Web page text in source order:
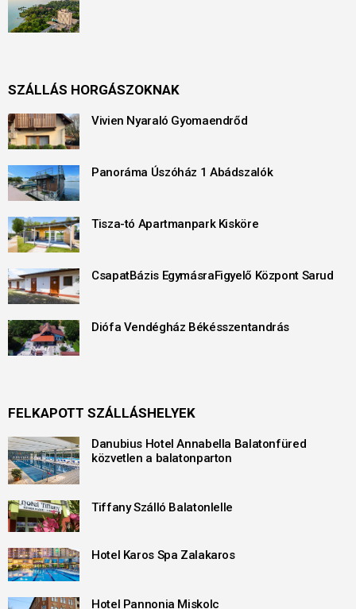
SZÁLLÁS HORGÁSZOKNAK
Vivien Nyaraló Gyomaendrőd
Panoráma Úszóház 1 Abádszalók
Tisza-tó Apartmanpark Kisköre
CsapatBázis EgymásraFigyelő Központ Sarud
Diófa Vendégház Békésszentandrás
FELKAPOTT SZÁLLÁSHELYEK
Danubius Hotel Annabella Balatonfüred
közvetlen a balatonparton
Tiffany Szálló Balatonlelle
Hotel Karos Spa Zalakaros
Hotel Pannonia Miskolc